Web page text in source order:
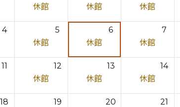
休館
休館
休館
4
5
休館
6
休館
7
休館
11
12
休館
13
休館
14
休館
18
19
20
21